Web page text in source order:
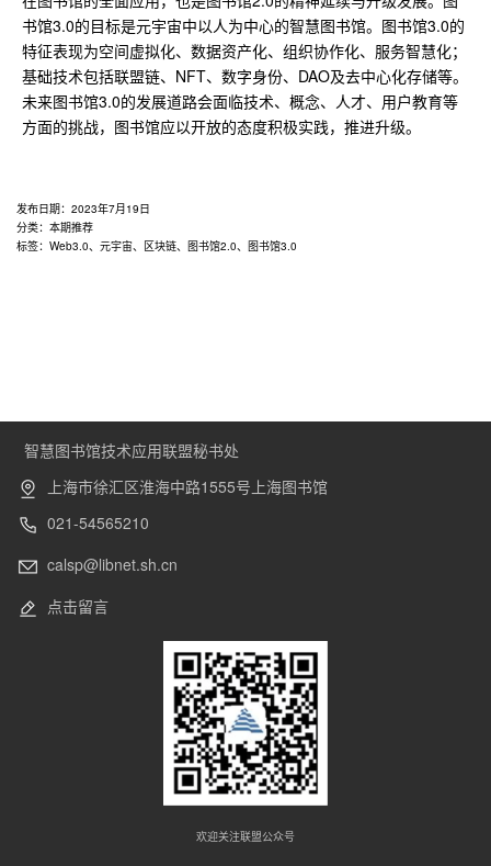
书馆3.0的目标是元宇宙中以人为中心的智慧图书馆。图书馆3.0的
特征表现为空间虚拟化、数据资产化、组织协作化、服务智慧化；
基础技术包括联盟链、NFT、数字身份、DAO及去中心化存储等。
未来图书馆3.0的发展道路会面临技术、概念、人才、用户教育等
方面的挑战，图书馆应以开放的态度积极实践，推进升级。
发布日期： 2023年7月19日
分类： 本期推荐
标签： Web3.0、 元宇宙、 区块链、 图书馆2.0、 图书馆3.0
智慧图书馆技术应用联盟秘书处
上海市徐汇区淮海中路1555号上海图书馆
021-54565210
calsp@libnet.sh.cn
点击留言
欢迎关注联盟公众号